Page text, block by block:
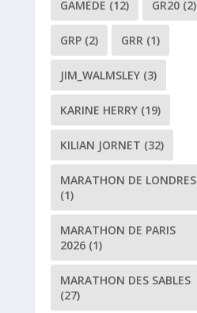
GAMÈDE (12) GR20(2)
GRP(2) GRR(1)
JIM_WALMSLEY(3)
KARINE HERRY(19)
KILIAN JORNET (32)
MARATHON DE LONDRES
(1)
MARATHON DE PARIS
2026(1)
MARATHON DES SABLES
(27)